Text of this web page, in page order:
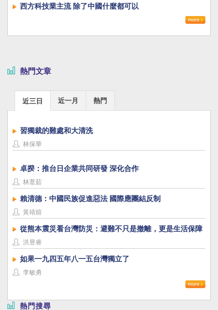
西方科技業主流 除了中國什麼都可以
熱門文章
近三日 近一月 熱門
習獨裁的難處和大清洗
林保華
卓揆：推台日企業共同研發 深化合作
林薏茹
賴清德：中國民族促進惡法 國際應團結反制
黃靖媗
從熊本震災看台灣防災：避難不只是撤離，更是生活保障
洪昱睿
如果一九四五年八一五台灣獨立了
李敏勇
熱門搜尋